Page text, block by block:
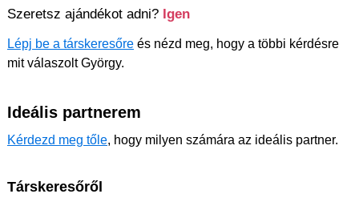
Szeretsz ajándékot adni? Igen
Lépj be a társkeresőre és nézd meg, hogy a többi kérdésre
mit válaszolt György.
Ideális partnerem
Kérdezd meg tőle, hogy milyen számára az ideális partner.
Társkeresőről